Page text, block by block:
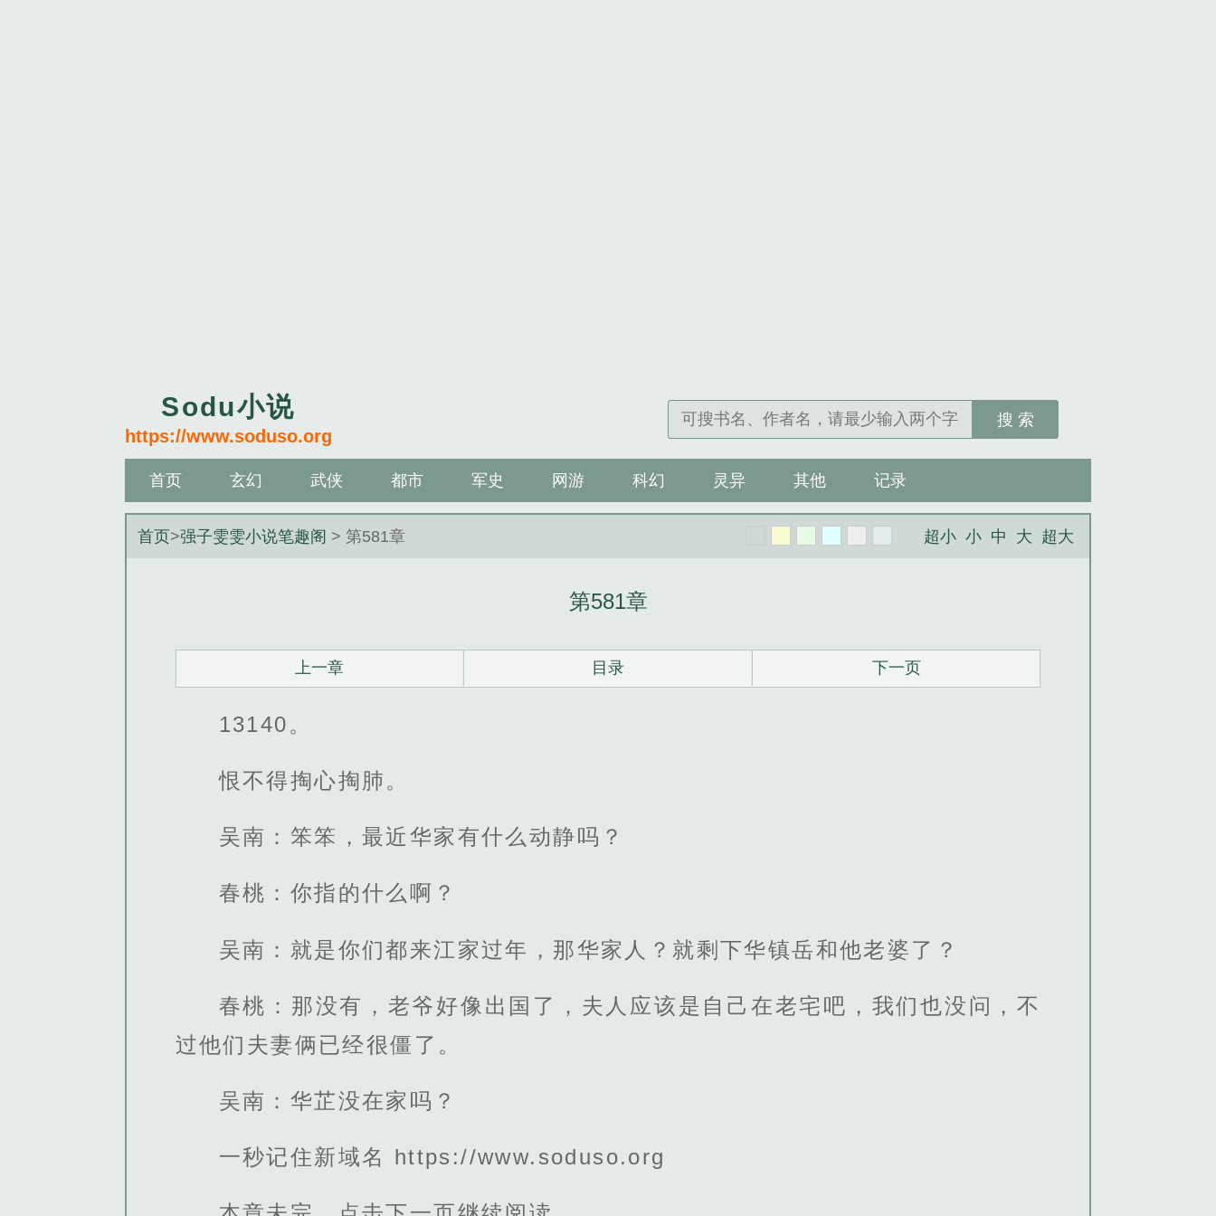
Sodu小说
https://www.soduso.org
搜 索
首页 玄幻 武侠 都市 军史 网游 科幻 灵异 其他 记录
首页>强子雯雯小说笔趣阁 > 第581章 超小 小 中 大 超大
第581章
上一章 目录 下一页
13140。
恨不得掏心掏肺。
吴南：笨笨，最近华家有什么动静吗？
春桃：你指的什么啊？
吴南：就是你们都来江家过年，那华家人？就剩下华镇岳和他老婆了？
春桃：那没有，老爷好像出国了，夫人应该是自己在老宅吧，我们也没问，不
过他们夫妻俩已经很僵了。
吴南：华芷没在家吗？
一秒记住新域名 https://www.soduso.org